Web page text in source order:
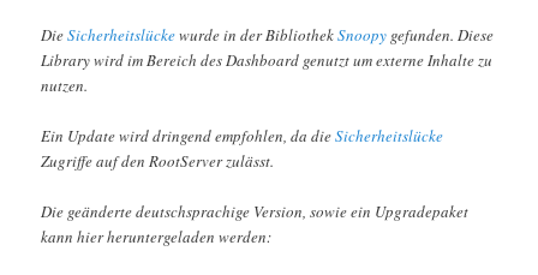
DieSicherheitslückewurde in der BibliothekSnoopy gefunden. Diese
Library wird im Bereich des Dashboard genutzt um externe Inhalte zu
nutzen.
Ein Update wird dringend empfohlen, da dieSicherheitslücke
Zugriffe auf den RootServer zulässt.
Die geänderte deutschsprachige Version, sowie ein Upgradepaket
kann hier heruntergeladen werden: